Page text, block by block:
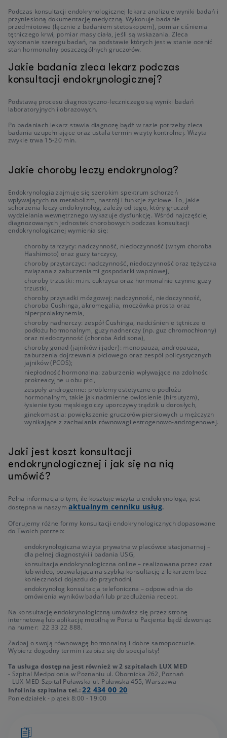
Podczas konsultacji endokrynologicznej lekarz analizuje wyniki badań i
przyniesioną dokumentację medyczną. Wykonuje badanie
przedmiotowe (łącznie z badaniem stetoskopem), pomiar ciśnienia
tętniczego krwi, pomiar masy ciała, jeśli są wskazania. Zleca
wykonanie szeregu badań, na podstawie których jest w stanie ocenić
stan hormonalny poszczególnych gruczołów.
Jakie badania zleca lekarz podczas
konsultacji endokrynologicznej?
Podstawą procesu diagnostyczno-leczniczego są wyniki badań
laboratoryjnych i obrazowych.
Po badaniach lekarz stawia diagnozę bądź w razie potrzeby zleca
badania uzupełniające oraz ustala termin wizyty kontrolnej. Wizyta
zwykle trwa 15-20 min.
Jakie choroby leczy endokrynolog?
Endokrynologia zajmuje się szerokim spektrum schorzeń
wpływających na metabolizm, nastrój i funkcje życiowe. To, jakie
schorzenia leczy endokrynolog, zależy od tego, który gruczoł
wydzielania wewnętrznego wykazuje dysfunkcję. Wśród najczęściej
diagnozowanych jednostek chorobowych podczas konsultacji
endokrynologicznej wymienia się:
choroby tarczycy: nadczynność, niedoczynność (w tym choroba
Hashimoto) oraz guzy tarczycy,
choroby przytarczyc: nadczynność, niedoczynność oraz tężyczka
związana z zaburzeniami gospodarki wapniowej,
choroby trzustki: m.in. cukrzyca oraz hormonalnie czynne guzy
trzustki,
choroby przysadki mózgowej: nadczynność, niedoczynność,
choroba Cushinga, akromegalia, moczówka prosta oraz
hiperprolaktynemia,
choroby nadnerczy: zespół Cushinga, nadciśnienie tętnicze o
podłożu hormonalnym, guzy nadnerczy (np. guz chromochłonny)
oraz niedoczynność (choroba Addisona),
choroby gonad (jajników i jąder): menopauza, andropauza,
zaburzenia dojrzewania płciowego oraz zespół policystycznych
jajników (PCOS);
niepłodność hormonalna: zaburzenia wpływające na zdolności
prokreacyjne u obu płci,
zespoły androgenne: problemy estetyczne o podłożu
hormonalnym, takie jak nadmierne owłosienie (hirsutyzm),
łysienie typu męskiego czy uporczywy trądzik u dorosłych,
ginekomastia: powiększenie gruczołów piersiowych u mężczyzn
wynikające z zachwiania równowagi estrogenowo-androgenowej.
Jaki jest koszt konsultacji
endokrynologicznej i jak się na nią
umówić?
Pełna informacja o tym, ile kosztuje wizyta u endokrynologa, jest
dostępna w naszymaktualnym cenniku usług.
Oferujemy różne formy konsultacji endokrynologicznych dopasowane
do Twoich potrzeb:
endokrynologiczna wizyta prywatna w placówce stacjonarnej –
dla pełnej diagnostyki i badania USG,
konsultacja endokrynologiczna online – realizowana przez czat
lub wideo, pozwalająca na szybką konsultację z lekarzem bez
konieczności dojazdu do przychodni,
endokrynolog konsultacja telefoniczna – odpowiednia do
omówienia wyników badań lub przedłużenia recept.
Na konsultację endokrynologiczną umówisz się przez stronę
internetową lub aplikację mobilną w Portalu Pacjenta bądź dzwoniąc
na numer: 22 33 22 888.
Zadbaj o swoją równowagę hormonalną i dobre samopoczucie.
Wybierz dogodny termin i zapisz się do specjalisty!
Ta usługa dostępna jest również w 2 szpitalach LUX MED
- Szpital Medpolonia w Poznaniu ul. Obornicka 262, Poznań
- LUX MED Szpital Puławska ul. Puławska 455, Warszawa
Infolinia szpitalna tel.:22 434 00 20
Poniedziałek - piątek 8:00 - 19:00